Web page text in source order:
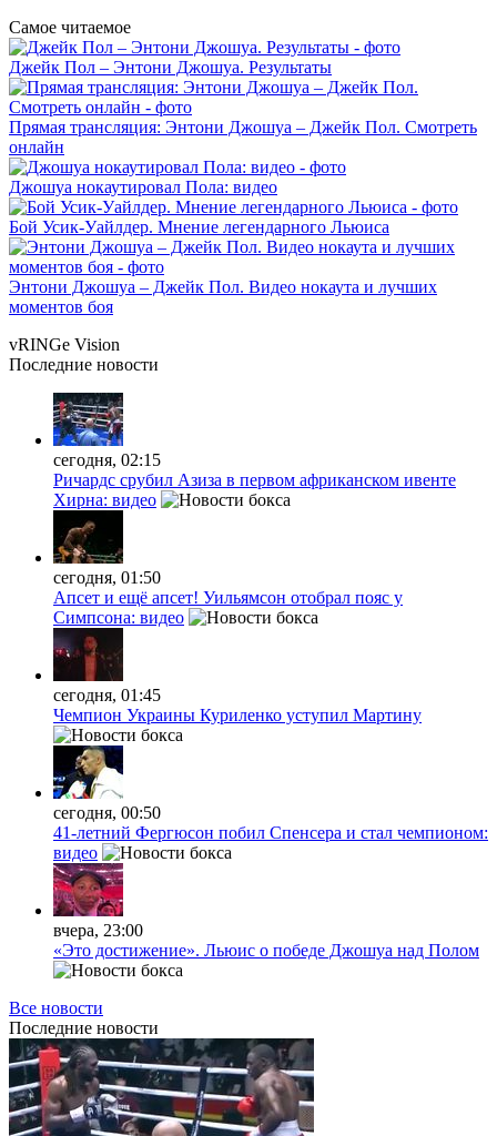
Самое читаемое
Джейк Пол – Энтони Джошуа. Результаты
Прямая трансляция: Энтони Джошуа – Джейк Пол. Смотреть
онлайн
Джошуа нокаутировал Пола: видео
Бой Усик-Уайлдер. Мнение легендарного Льюиса
Энтони Джошуа – Джейк Пол. Видео нокаута и лучших
моментов боя
vRINGe Vision
Последние новости
сегодня, 02:15
Ричардс срубил Азиза в первом африканском ивенте
Хирна: видео
сегодня, 01:50
Апсет и ещё апсет! Уильямсон отобрал пояс у
Симпсона: видео
сегодня, 01:45
Чемпион Украины Куриленко уступил Мартину
сегодня, 00:50
41-летний Фергюсон побил Спенсера и стал чемпионом:
видео
вчера, 23:00
«Это достижение». Льюис о победе Джошуа над Полом
Все новости
Последние новости